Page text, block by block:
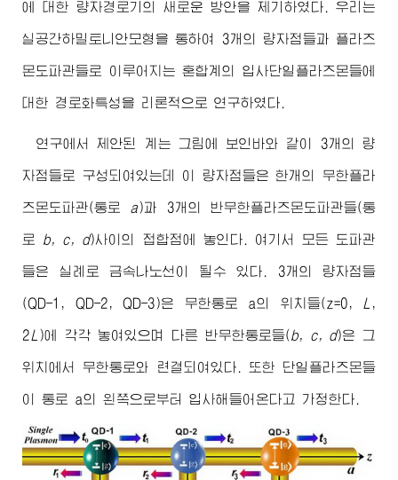
에 대한 량자경로기의 새로운 방안을 제기하였다. 우리는
실공간하밀토니안모형을 통하여 3개의 량자점들과 플라즈
몬도파관들로 이루어지는 혼합계의 입사단일플라즈몬들에
대한 경로화특성을 리론적으로 연구하였다.
연구에서 제안된 계는 그림에 보인바와 같이 3개의 량
자점들로 구성되여있는데 이 량자점들은 한개의 무한플라
즈몬도파관(통로 a )과 3개의 반무한플라즈몬도파관들(통
로 b, c, d)사이의 접합점에 놓인다. 여기서 모든 도파관
들은 실례로 금속나노선이 될수 있다. 3개의 량자점들
(QD-1, QD-2, QD-3)은 무한통로 a의 위치들(z=0, L ,
2 L )에 각각 놓여있으며 다른 반무한통로들( b, c, d)은 그
위치에서 무한통로와 련결되여있다. 또한 단일플라즈몬들
이 통로 a의 왼쪽으로부터 입사해들어온다고 가정한다.